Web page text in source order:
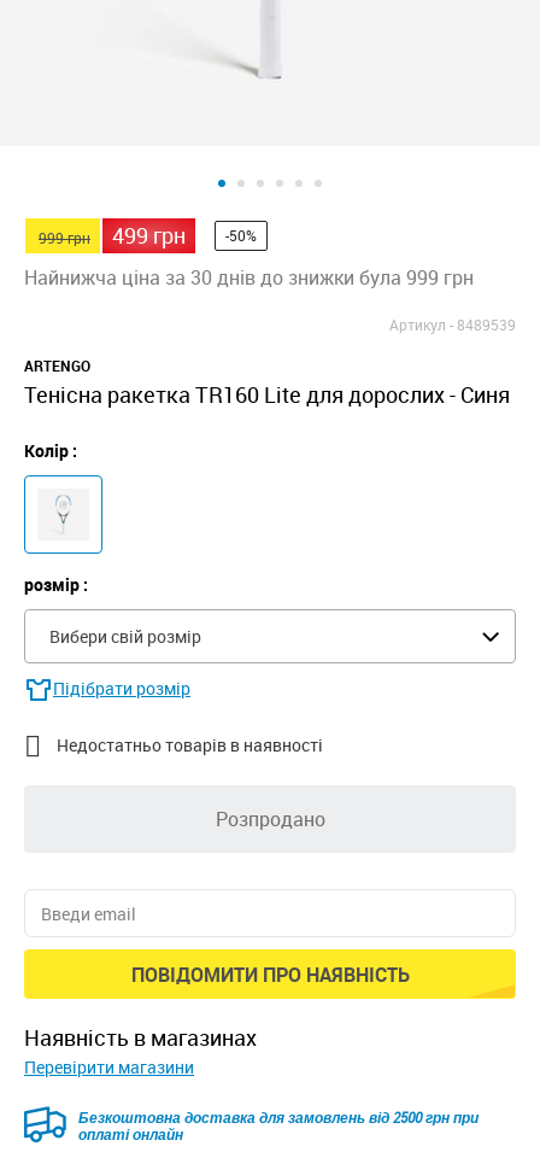
999 грн 499 грн -50%
Найнижча ціна за 30 днів до знижки була 999 грн
Артикул -8489539
ARTENGO
Тенісна ракетка TR160 Lite для дорослих - Синя
Колір :
розмір :
Вибери свій розмір
Підібрати розмір
 Недостатньо товарів в наявності
Розпродано
ПОВІДОМИТИ ПРО НАЯВНІСТЬ
наявність в магазинах
Перевірити магазини
Безкоштовна доставка для замовлень від 2500 грн при
оплаті онлайн